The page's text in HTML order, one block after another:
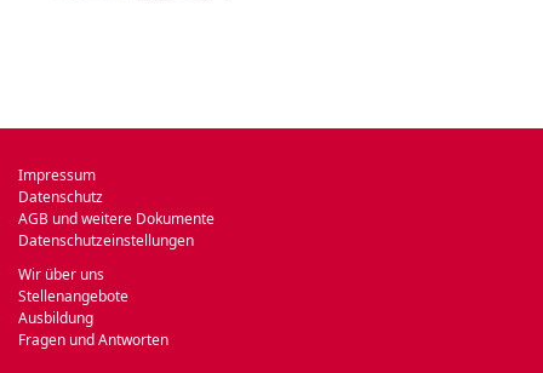
Impressum
Datenschutz
AGB und weitere Dokumente
Datenschutzeinstellungen
Wir über uns
Stellenangebote
Ausbildung
Fragen und Antworten